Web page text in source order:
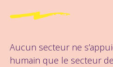
Aucun secteur ne
humain que le secteur